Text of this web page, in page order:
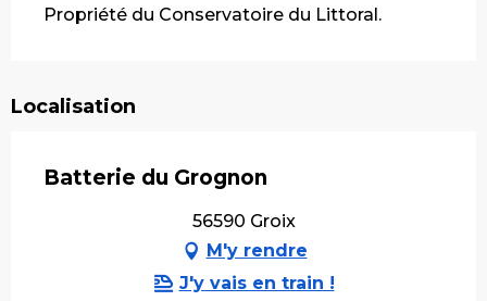
Propriété du Conservatoire du Littoral.
Localisation
Batterie du Grognon
56590 Groix
M'y rendre
J'y vais en train !